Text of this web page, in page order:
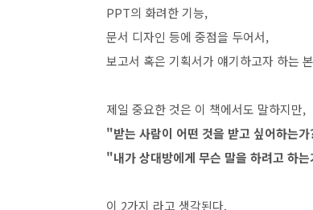
PPT의 화려한 기능,
문서 디자인 등에 중점을 두어서,
보고서 혹은 기획서가 얘기하고자 하는
제일 중요한 것은 이 책에서도 말하지만,
"받는 사람이 어떤 것을 받고 싶어하는
"내가 상대방에게 무슨 말을 하려고 하
이 2가지 라고 생각된다.